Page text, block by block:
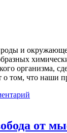
и
организма,
том, что наши
от